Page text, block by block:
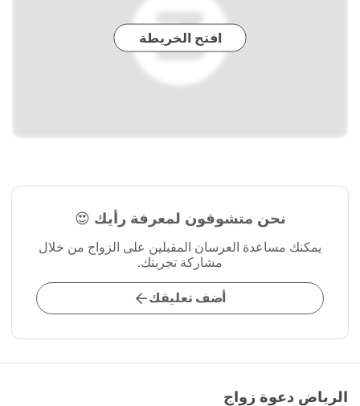
افتح الخريطة
نحن متشوقون لمعرفة رأيك 😍
يمكنك مساعدة العرسان المقبلين على الزواج من خلال
مشاركة تجربتك.
أضف تعليقك
الرياض دعوة زواج